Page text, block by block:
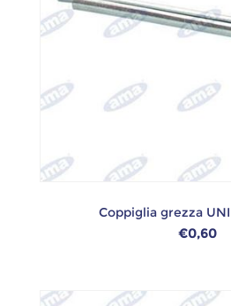
Coppiglia grezza UNI
€0,60